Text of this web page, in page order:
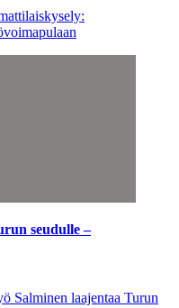
seudulle –
Salminen laajentaa Turun